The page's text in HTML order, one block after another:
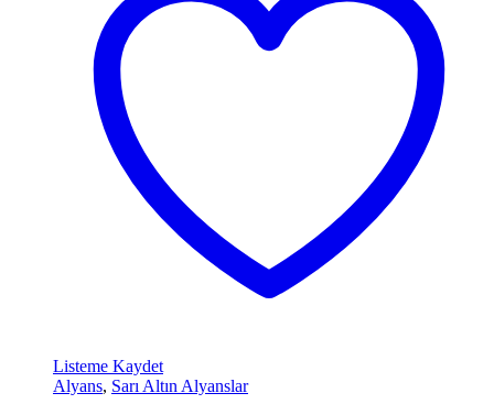
Listeme Kaydet
Alyans, Sarı Altın Alyanslar